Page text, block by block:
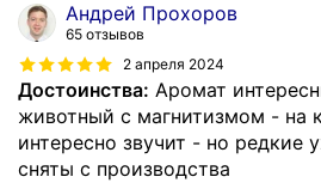
Андрей Прохоров
65 отзывов
2 апреля 2024
Достоинства: Аромат
животный с магнитизмом - на
интересно звучит - но редкие
сняты с производства